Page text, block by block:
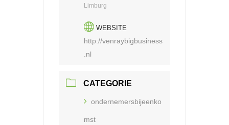
Limburg
WEBSITE
http://venraybigbusiness
.nl
CATEGORIE
ondernemersbijeenko
mst